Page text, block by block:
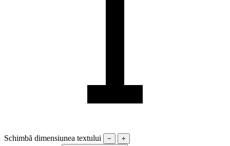
Schimbă dimensiunea textului − +